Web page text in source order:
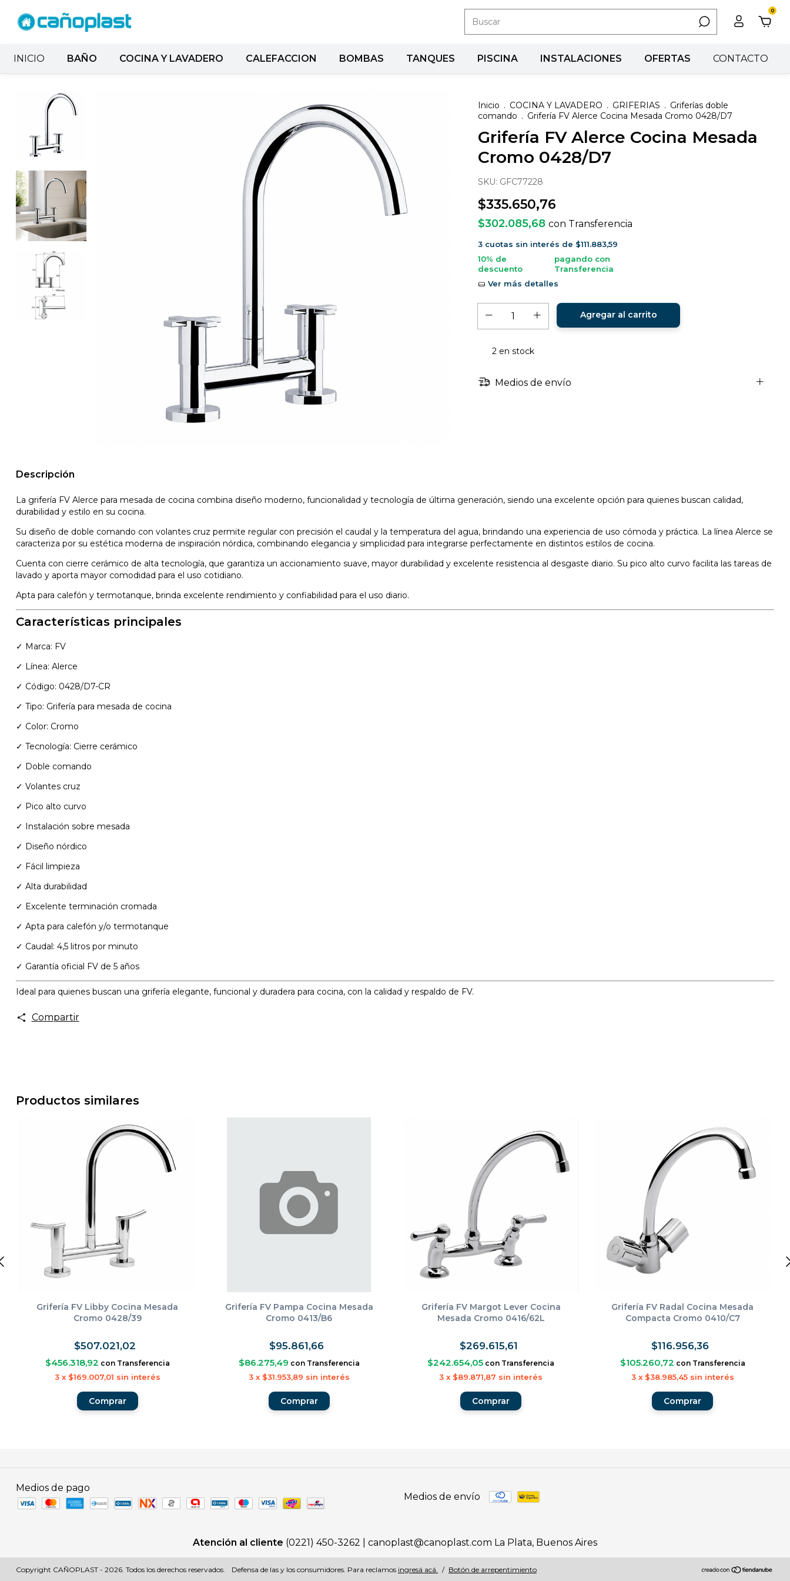
0
INICIO BAÑO COCINA Y LAVADERO CALEFACCION BOMBAS TANQUES PISCINA INSTALACIONES OFERTAS CONTACTO
Inicio . COCINA Y LAVADERO . GRIFERIAS . Griferías doble
comando . Grifería FV Alerce Cocina Mesada Cromo 0428/D7
Grifería FV Alerce Cocina Mesada
Cromo 0428/D7
SKU: GFC77228
$335.650,76
$302.085,68 con Transferencia
3 cuotas sin interés de $111.883,59
10% de
descuento
pagando con
Transferencia
Ver más detalles
2 en stock
Medios de envío
Descripción
La grifería FV Alerce para mesada de cocina combina diseño moderno, funcionalidad y tecnología de última generación, siendo una excelente opción para quienes buscan calidad,
durabilidad y estilo en su cocina.
Su diseño de doble comando con volantes cruz permite regular con precisión el caudal y la temperatura del agua, brindando una experiencia de uso cómoda y práctica. La línea Alerce se
caracteriza por su estética moderna de inspiración nórdica, combinando elegancia y simplicidad para integrarse perfectamente en distintos estilos de cocina.
Cuenta con cierre cerámico de alta tecnología, que garantiza un accionamiento suave, mayor durabilidad y excelente resistencia al desgaste diario. Su pico alto curvo facilita las tareas de
lavado y aporta mayor comodidad para el uso cotidiano.
Apta para calefón y termotanque, brinda excelente rendimiento y confiabilidad para el uso diario.
Características principales
✓ Marca: FV
✓ Línea: Alerce
✓ Código: 0428/D7-CR
✓ Tipo: Grifería para mesada de cocina
✓ Color: Cromo
✓ Tecnología: Cierre cerámico
✓ Doble comando
✓ Volantes cruz
✓ Pico alto curvo
✓ Instalación sobre mesada
✓ Diseño nórdico
✓ Fácil limpieza
✓ Alta durabilidad
✓ Excelente terminación cromada
✓ Apta para calefón y/o termotanque
✓ Caudal: 4,5 litros por minuto
✓ Garantía oficial FV de 5 años
Ideal para quienes buscan una grifería elegante, funcional y duradera para cocina, con la calidad y respaldo de FV.
Compartir
Productos similares
Grifería FV Libby Cocina Mesada
Cromo 0428/39
$507.021,02
$456.318,92 con Transferencia
3 x $169.007,01 sin interés
Grifería FV Pampa Cocina Mesada
Cromo 0413/B6
$95.861,66
$86.275,49 con Transferencia
3 x $31.953,89 sin interés
Grifería FV Margot Lever Cocina
Mesada Cromo 0416/62L
$269.615,61
$242.654,05 con Transferencia
3 x $89.871,87 sin interés
Grifería FV Radal Cocina Mesada
Compacta Cromo 0410/C7
$116.956,36
$105.260,72 con Transferencia
3 x $38.985,45 sin interés
Medios de pago
Medios de envío
Atención al cliente (0221) 450-3262 | canoplast@canoplast.com La Plata, Buenos Aires
Copyright CAÑOPLAST - 2026. Todos los derechos reservados. Defensa de las y los consumidores. Para reclamos ingresá acá. / Botón de arrepentimiento